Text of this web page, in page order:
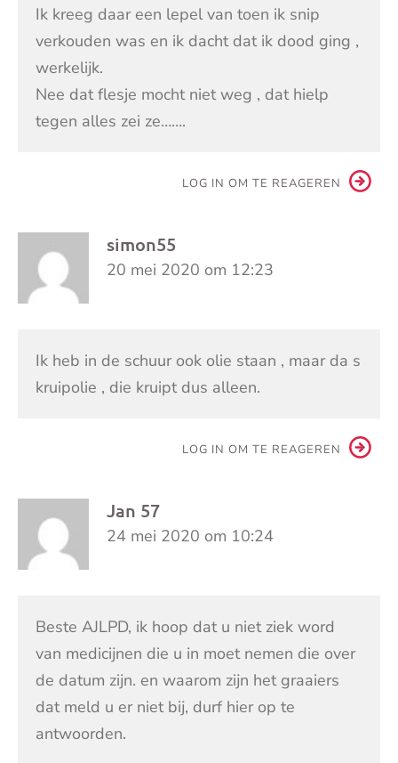
Ik kreeg daar een lepel van toen ik snip
verkouden was en ik dacht dat ik dood ging ,
werkelijk.
Nee dat flesje mocht niet weg , dat hielp
tegen alles zei ze…….
LOG IN OM TE REAGEREN
simon55
20 mei 2020 om 12:23
Ik heb in de schuur ook olie staan , maar da s
kruipolie , die kruipt dus alleen.
LOG IN OM TE REAGEREN
Jan 57
24 mei 2020 om 10:24
Beste AJLPD, ik hoop dat u niet ziek word
van medicijnen die u in moet nemen die over
de datum zijn. en waarom zijn het graaiers
dat meld u er niet bij, durf hier op te
antwoorden.